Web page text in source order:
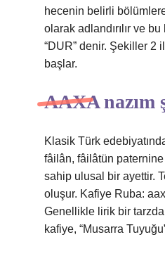
hecenin belirli
olarak adlandırılır ve
“DUR” denir. Şekiller 2
başlar.
AAXA nazım
Klasik Türk
fâilân, fâilâtün paternine
sahip ulusal bir ayettir.
oluşur. Kafiye Ruba:
Genellikle lirik bir
kafiye, “Musarra